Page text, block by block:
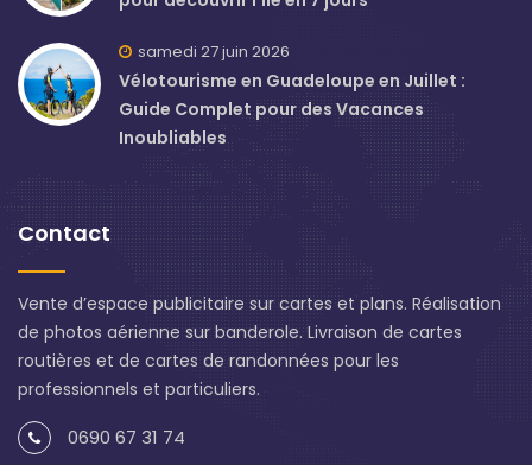
samedi 27 juin 2026
Vélotourisme en Guadeloupe en Juillet :
Guide Complet pour des Vacances
Inoubliables
Contact
Vente d’espace publicitaire sur cartes et plans. Réalisation
de photos aérienne sur banderole. Livraison de cartes
routières et de cartes de randonnées pour les
professionnels et particuliers.
0690 67 31 74